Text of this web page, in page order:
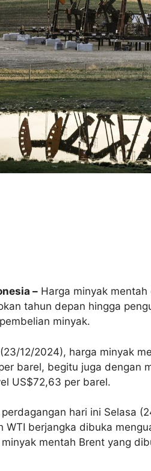
– Harga minyak
tahun depan hingga
minyak.
12/2024), harga minyak
barel, begitu juga dengan
US$72,63 per barel.
hari ini Selasa
WTI berjangka dibuka
mentah Brent yang